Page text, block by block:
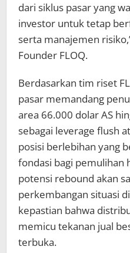
dari siklus pasar yang
investor untuk tetap
serta manajemen
Founder FLOQ.
Berdasarkan tim riset
pasar memandang
area 66.000 dolar AS
sebagai leverage flush
posisi berlebihan yang
fondasi bagi pemulihan
potensi rebound akan
perkembangan situasi
kepastian bahwa
memicu tekanan jual
terbuka.